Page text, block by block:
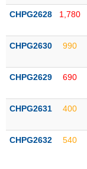
CHPG2628 1,780
CHPG2630 990
CHPG2629 690
CHPG2631 400
CHPG2632 540
THIẾT
DÙNG
THIẾT